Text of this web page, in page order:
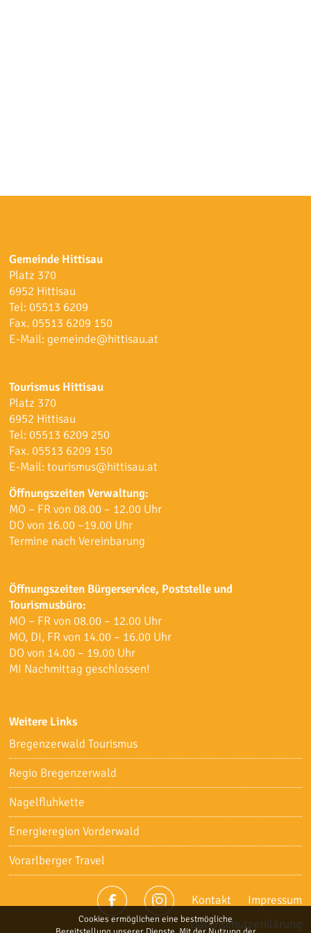
Gemeinde Hittisau
Platz 370
6952 Hittisau
Tel: 05513 6209
Fax. 05513 6209 150
E-Mail: gemeinde@hittisau.at
Tourismus Hittisau
Platz 370
6952 Hittisau
Tel: 05513 6209 250
Fax. 05513 6209 150
E-Mail:tourismus@hittisau.at
Öffnungszeiten Verwaltung:
MO – FR von 08.00 – 12.00 Uhr
DO von 16.00 –19.00 Uhr
Termine nach Vereinbarung
Öffnungszeiten Bürgerservice, Poststelle und
Tourismusbüro:
MO – FR von 08.00 – 12.00 Uhr
MO, DI, FR von 14.00 – 16.00 Uhr
DO von 14.00 – 19.00 Uhr
MI Nachmittag geschlossen!
Weitere Links
Bregenzerwald Tourismus
Regio Bregenzerwald
Nagelfluhkette
Energieregion Vorderwald
Vorarlberger Travel
Kontakt
Impressum
Datenschutzerklärung
Cookies ermöglichen eine bestmögliche